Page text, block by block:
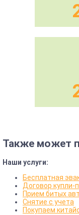
Также может
Наши услуги:
Бесплатная
Договор купли-
Прием битых
Снятие с учета
Покупаем